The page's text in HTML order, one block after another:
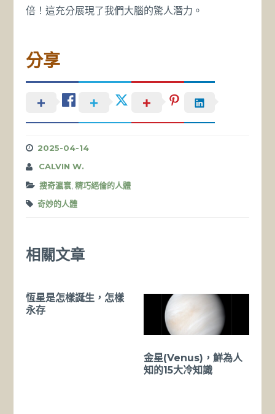
倍！這充分展現了我們大腦的驚人潛力。
分享
2025-04-14
CALVIN W.
搜奇瀛寰 ,精巧絕倫的人體
奇妙的人體
相關文章
恆星是怎樣誕生，怎樣
永存
金星(Venus)，鮮為人
知的15大冷知識